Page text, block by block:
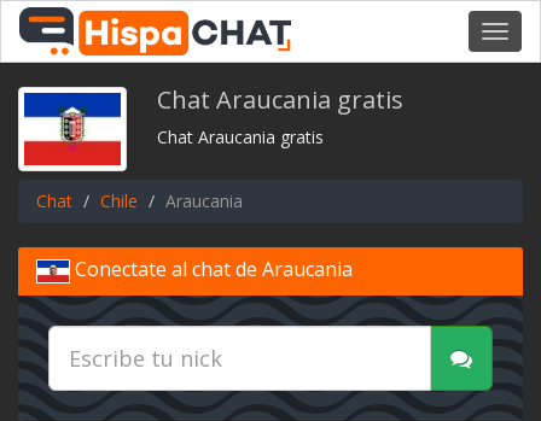
Chat Araucania gratis
Chat Araucania gratis
Chat Chile Araucania
Conectate al chat de Araucania